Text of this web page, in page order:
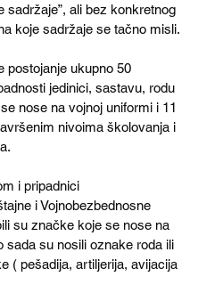
sadržaje”, ali bez konkretnog
koje sadržaje se tačno misli.
postojanje ukupno 50
jedinici, sastavu, rodu
nose na vojnoj uniformi i 11
nivoima školovanja i
i pripadnici
i Vojnobezbednosne
su značke koje se nose na
sada su nosili oznake roda ili
( pešadija, artiljerija, avijacija